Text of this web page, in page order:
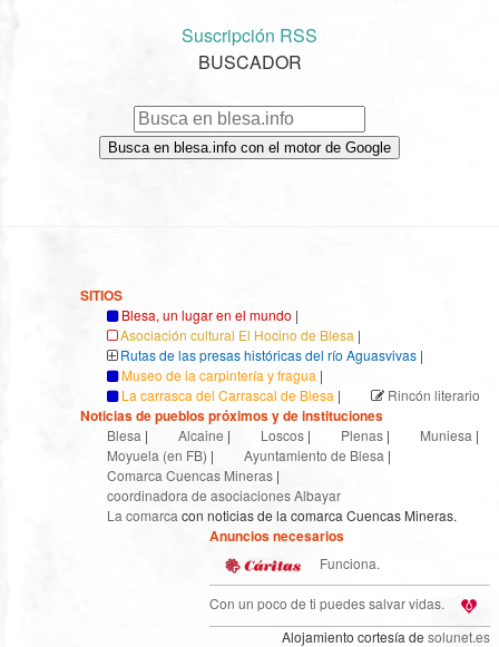
Suscripción RSS
BUSCADOR
Busca en blesa.info con el motor de Google
SITIOS
Blesa, un lugar en el mundo |
Asociación cultural El Hocino de Blesa |
Rutas de las presas históricas del río Aguasvivas |
Museo de la carpintería y fragua |
La carrasca del Carrascal de Blesa | Rincón literario
Noticias de pueblos próximos y de instituciones
Blesa | Alcaine | Loscos | Plenas | Muniesa |
Moyuela (en FB) | Ayuntamiento de Blesa |
Comarca Cuencas Mineras |
coordinadora de asociaciones Albayar
La comarca con noticias de la comarca Cuencas Mineras.
Anuncios necesarios
Funciona.
Con un poco de ti puedes salvar vidas.
Alojamiento cortesía de solunet.es